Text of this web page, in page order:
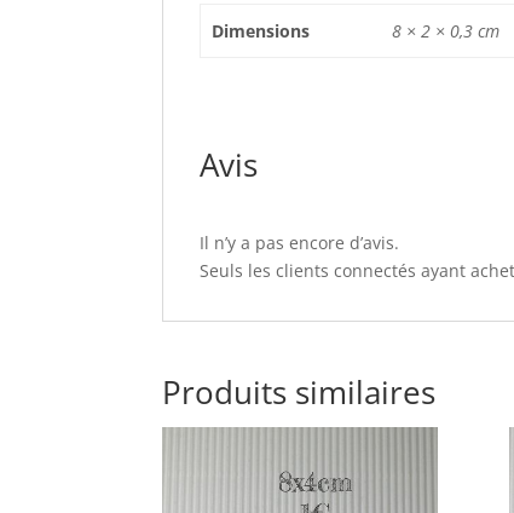
Dimensions 8 × 2 × 0,3 cm
Avis
Il n’y a pas encore d’avis.
Seuls les clients connectés ayant
Produits similaires